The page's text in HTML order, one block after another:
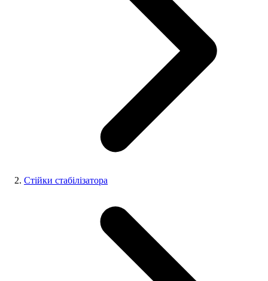
Стійки стабілізатора